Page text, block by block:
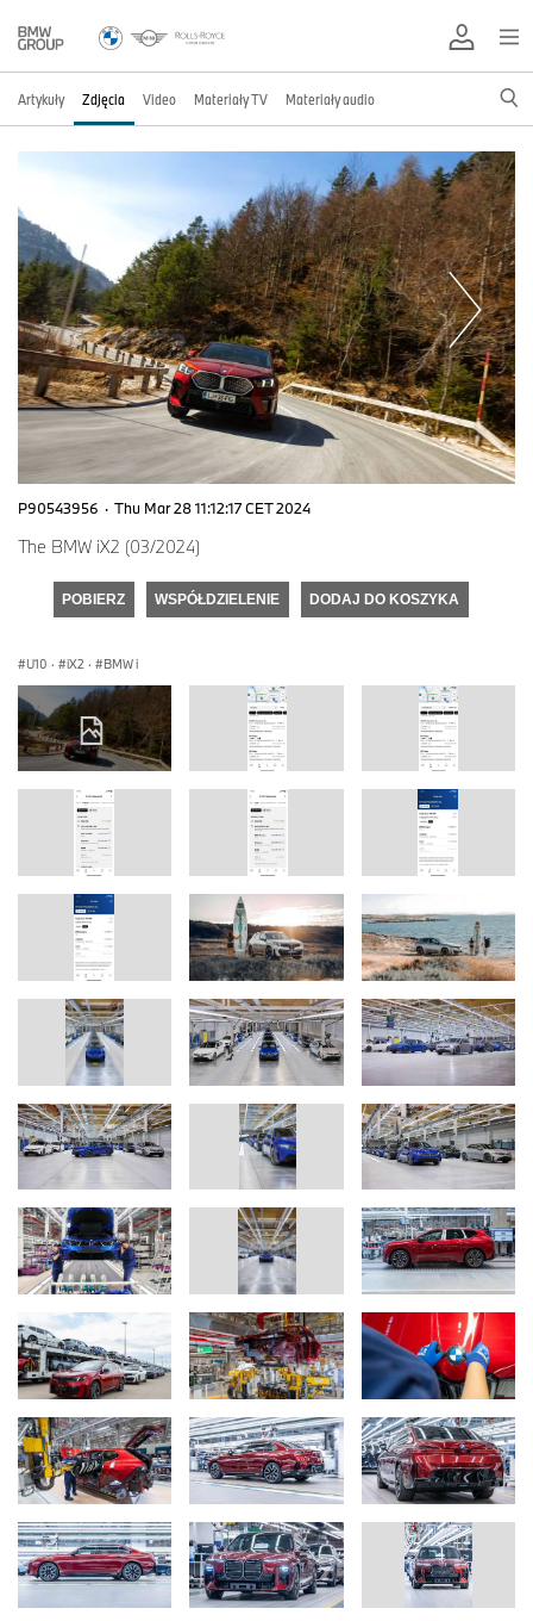
Artykuły Zdjęcia Video Materiały TV Materiały audio
P90543956 · Thu Mar 28 11:12:17 CET 2024
The BMW iX2 (03/2024)
POBIERZ WSPÓŁDZIELENIE DODAJ DO KOSZYKA
U10 · iX2 · BMW i